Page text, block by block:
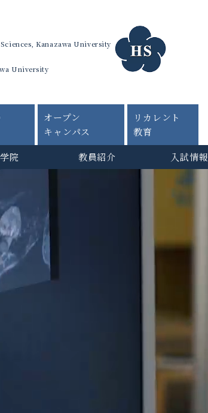
Kanazawa University
University
オープン
キャンパス
リカレント
教育
院 教員紹介 入試情報